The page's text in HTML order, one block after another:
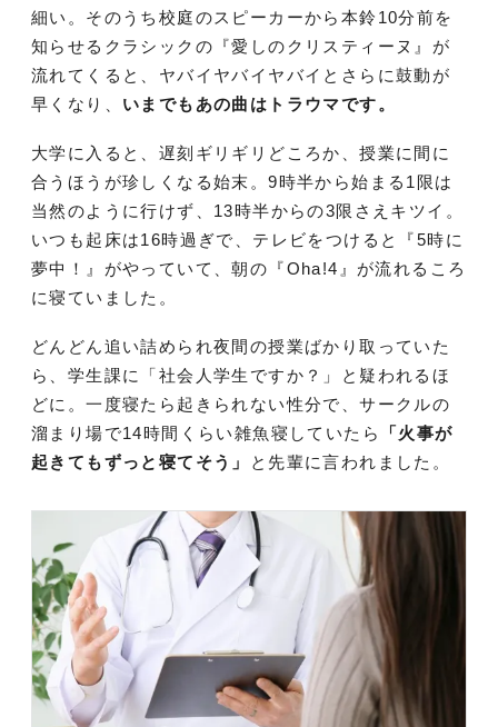
細い。そのうち校庭のスピーカーから本鈴10分前を
知らせるクラシックの『愛しのクリスティーヌ』が
流れてくると、ヤバイヤバイヤバイとさらに鼓動が
早くなり、 いまでもあの曲はトラウマです。
大学に入ると、遅刻ギリギリどころか、授業に間に
合うほうが珍しくなる始末。9時半から始まる1限は
当然のように行けず、13時半からの3限さえキツイ。
いつも起床は16時過ぎで、テレビをつけると『5時に
夢中！』がやっていて、朝の『Oha!4』が流れるころ
に寝ていました。
どんどん追い詰められ夜間の授業ばかり取っていた
ら、学生課に「社会人学生ですか？」と疑われるほ
どに。一度寝たら起きられない性分で、サークルの
溜まり場で14時間くらい雑魚寝していたら
「火事が
起きてもずっと寝てそう」
と先輩に言われました。